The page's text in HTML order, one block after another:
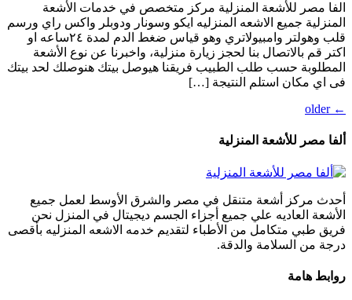
الفا مصر للأشعة المنزلية مركز متخصص في خدمات الأشعة
المنزلية جميع الاشعه المنزليه ايكو وسونار ودوبلر واكس راي ورسم
قلب وهولتر وامبيولاتري وهو قياس ضغط الدم لمدة ٢٤ساعه او
اكتر قم بالاتصال بنا لحجز زيارة منزلية، واخبرنا عن نوع الأشعة
المطلوبة حسب طلب الطبيب فريقنا هيوصل بيتك هنوصلك لحد بيتك
فى اي مكان استلم النتيجة […]
←
older
ألفا مصر للأشعة المنزلية
أحدث مركز أشعة متنقل في مصر والشرق الأوسط لعمل جميع
الأشعة العاديه علي جميع أجزاء الجسم ديجيتال في المنزل نحن
فريق طبي متكامل من الأطباء لتقديم خدمه الاشعه المنزليه بأقصى
درجة من السلامة والدقة.
روابط هامة